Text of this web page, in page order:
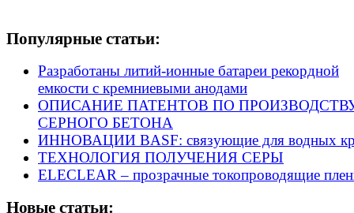
Популярные статьи:
Разработаны литий-ионные батареи рекордной
емкости с кремниевыми анодами
ОПИСАНИЕ ПАТЕНТОВ ПО
СЕРНОГО БЕТОНА
ИННОВАЦИИ BASF: связующие для водных
ТЕХНОЛОГИЯ ПОЛУЧЕНИЯ СЕРЫ
ELECLEAR – прозрачные токопроводящие
Новые статьи: